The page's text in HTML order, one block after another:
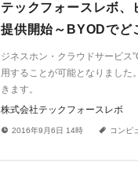
テックフォースレボ
提供開始～BYODでど
ジネスホン・クラウドサービス
用することが可能となりました
きます。
株式会社テックフォースレボ
! 2016年9月6日 14時 a コンピ